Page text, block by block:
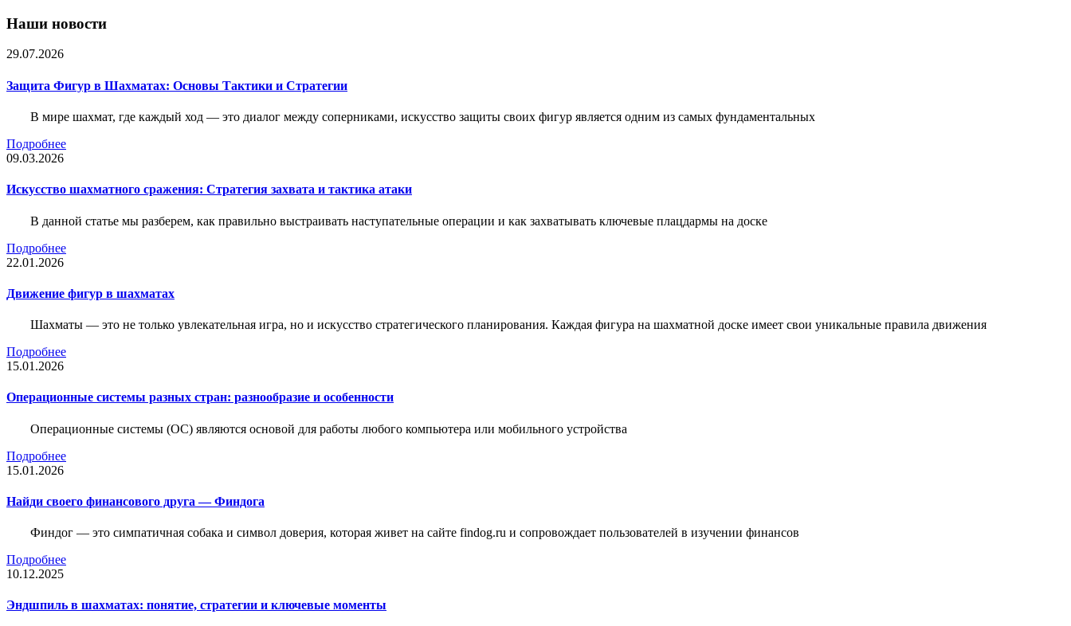
Наши новости
29.07.2026
Защита Фигур в Шахматах: Основы Тактики и Стратегии
В мире шахмат, где каждый ход — это диалог между соперниками, искусство защиты своих фигур является одним из самых фундаментальных
Подробнее
09.03.2026
Искусство шахматного сражения: Стратегия захвата и тактика атаки
В данной статье мы разберем, как правильно выстраивать наступательные операции и как захватывать ключевые плацдармы на доске
Подробнее
22.01.2026
Движение фигур в шахматах
Шахматы — это не только увлекательная игра, но и искусство стратегического планирования. Каждая фигура на шахматной доске имеет свои уникальные правила движения
Подробнее
15.01.2026
Операционные системы разных стран: разнообразие и особенности
Операционные системы (ОС) являются основой для работы любого компьютера или мобильного устройства
Подробнее
15.01.2026
Найди своего финансового друга — Финдога
Финдог — это симпатичная собака и символ доверия, которая живет на сайте findog.ru и сопровождает пользователей в изучении финансов
Подробнее
10.12.2025
Эндшпиль в шахматах: понятие, стратегии и ключевые моменты